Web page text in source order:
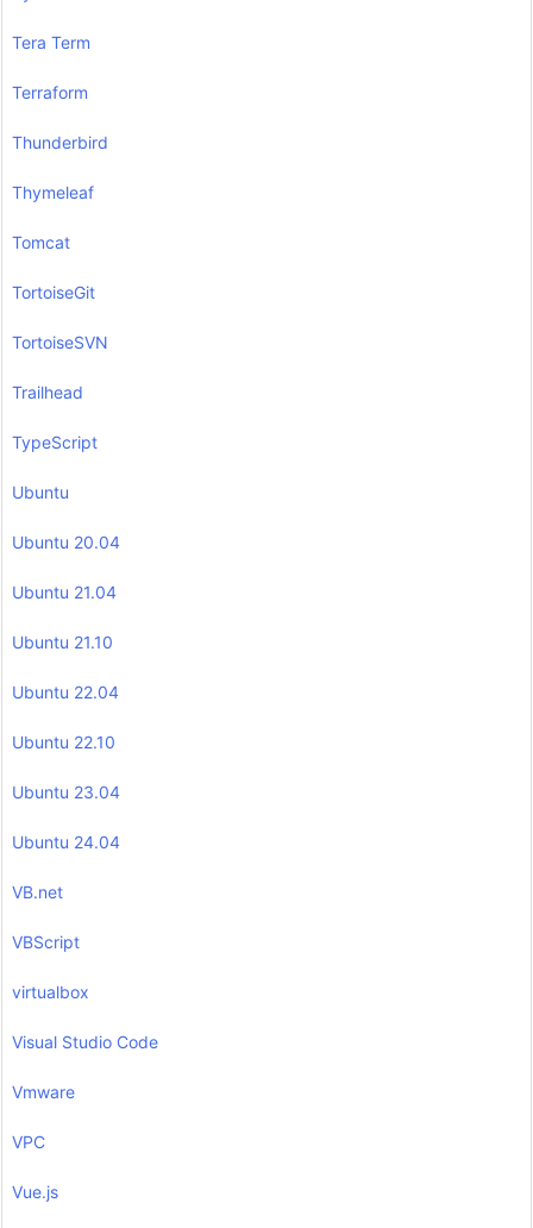
Tera Term
Terraform
Thunderbird
Thymeleaf
Tomcat
TortoiseGit
TortoiseSVN
Trailhead
TypeScript
Ubuntu
Ubuntu 20.04
Ubuntu 21.04
Ubuntu 21.10
Ubuntu 22.04
Ubuntu 22.10
Ubuntu 23.04
Ubuntu 24.04
VB.net
VBScript
virtualbox
Visual Studio Code
Vmware
VPC
Vue.js